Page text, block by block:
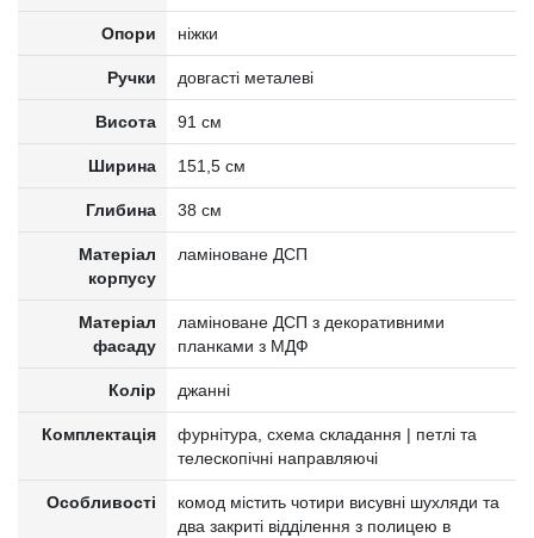
Опори ніжки
Ручки довгасті металеві
Висота 91 см
Ширина 151,5 см
Глибина 38 см
Матеріал
корпусу
ламіноване ДСП
Матеріал
фасаду
ламіноване ДСП з декоративними
планками з МДФ
Колір джанні
Комплектація
фурнітура, схема складання | петлі та
телескопічні направляючі
Особливості
комод містить чотири висувні шухляди та
два закриті відділення з полицею в